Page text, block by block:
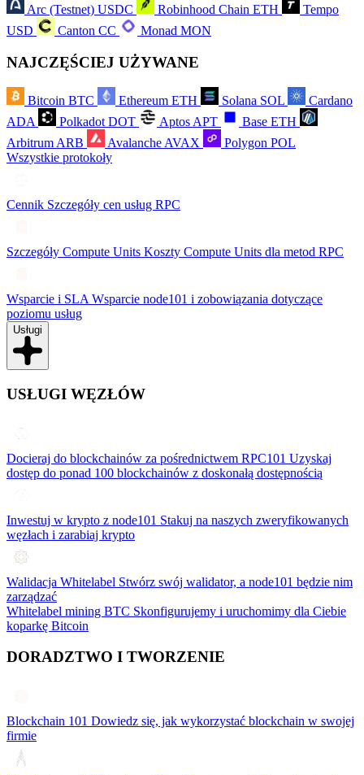
Arc (Testnet) USDC Robinhood Chain ETH
Tempo
USD
Canton CC Monad MON
NAJCZĘŚCIEJ UŻYWANE
Bitcoin BTC Ethereum ETH Solana SOL
Cardano
ADA
Polkadot DOT Aptos APT Base ETH
Arbitrum ARB Avalanche AVAX Polygon POL
Wszystkie protokoły
Cennik Szczegóły cen usług RPC
Szczegóły Compute Units Koszty Compute Units dla metod RPC
Wsparcie i SLA Wsparcie node101 i zobowiązania dotyczące
poziomu usług
Usługi
USŁUGI WĘZŁÓW
Docieraj do blockchainów za pośrednictwem RPC101 Uzyskaj
dostęp do ponad 100 blockchainów z doskonałą dostępnością
Inwestuj w krypto z node101 Stakuj na naszych zweryfikowanych
węzłach i zarabiaj krypto
Walidacja Whitelabel Stwórz swój walidator, a node101 będzie nim
zarządzać
Whitelabel mining BTC Skonfigurujemy i uruchomimy dla Ciebie
koparkę Bitcoin
DORADZTWO I TWORZENIE
Blockchain 101 Dowiedz się, jak wykorzystać blockchain w swojej
firmie